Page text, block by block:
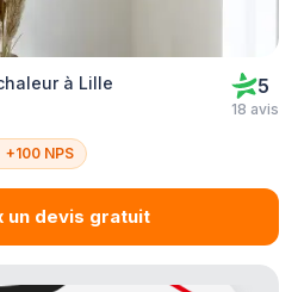
à Lille 5
18 avis
+100 NPS
un devis gratuit